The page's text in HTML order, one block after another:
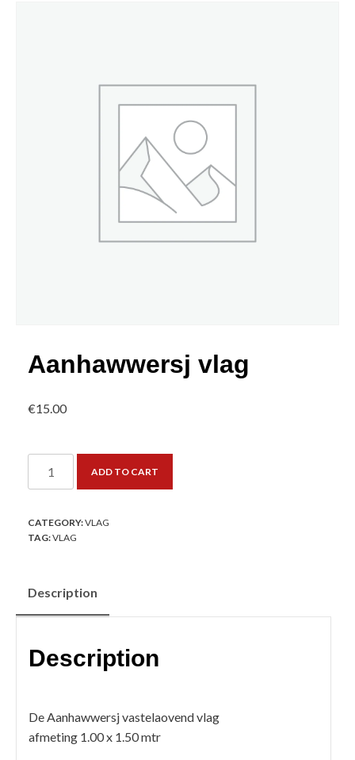
Aanhawwersj vlag
€15.00
ADD TO CART
CATEGORY:VLAG
TAG:VLAG
Description
Description
De Aanhawwersj vastelaovend vlag
afmeting 1.00 x 1.50 mtr